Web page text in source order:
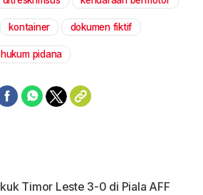
kontainer dokumen fiktif
hukum pidana
Timor Leste 3-0 di Piala AFF